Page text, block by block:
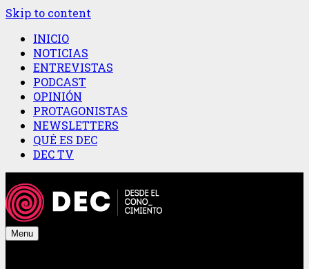
Skip to content
INICIO
NOTICIAS
ENTREVISTAS
PODCAST
OPINIÓN
PROTAGONISTAS
NEWSLETTERS
QUÉ ES DEC
DEC TV
Menu